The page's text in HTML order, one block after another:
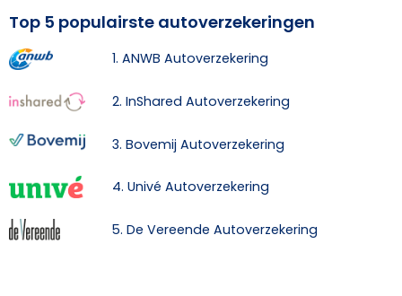
Top 5 populairste autoverzekeringen
1. ANWB Autoverzekering
2. InShared Autoverzekering
3. Bovemij Autoverzekering
4. Univé Autoverzekering
5. De Vereende Autoverzekering